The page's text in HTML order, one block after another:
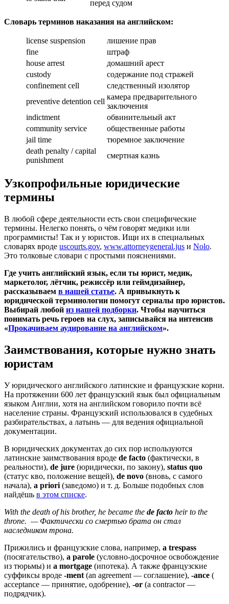
перед судом
Словарь терминов наказания на английском:
license suspension
лишение прав
fine
штраф
house arrest
домашний арест
custody
содержание под стражей
confinement cell
следственный изолятор
preventive detention cell
камера предварительного
заключения
indictment
обвинительный акт
community service
общественные работы
jail time
тюремное заключение
death penalty / capital
punishment
смертная казнь
Узкопрофильные юридические
термины
В любой сфере деятельности есть свои специфические
термины. Нелегко понять, о чём говорят медики или
программисты! Так и у юристов. Ищи их в специальных
словарях вроде uscourts.gov, www.attorneygeneral.jus и Nolo.
Это толковые словари с простыми пояснениями.
Где учить английский язык, если ты юрист, медик,
маркетолог, лётчик, режиссёр или геймдизайнер,
рассказываем в нашей статье. А привыкнуть к
юридической терминологии помогут сериалы про юристов.
Выбирай любой из нашей подборки. Чтобы научиться
понимать речь героев на слух, записывайся на интенсив
«Прокачиваем аудирование на английском».
Заимствования, которые нужно знать
юристам
У юридического английского латинские и французские корни.
На протяжении 600 лет французский язык был официальным
языком Англии, хотя на английском говорило почти всё
население страны. Французский использовался в судебных
разбирательствах, а латынь — для ведения официальной
документации.
В юридических документах до сих пор используются
латинские заимствования вроде de facto (фактически, в
реальности), de jure (юридически, по закону), status quo
(статус кво, положение вещей), de novo (вновь, с самого
начала), a priori (заведомо) и т. д. Больше подобных слов
найдёшь в этом списке.
With the death of his brother, he became the de facto heir to the
throne. — Фактически со смертью брата он стал
наследником трона.
Прижились и французские слова, например, a trespass
(посягательство), a parole (условно-досрочное освобождение
из тюрьмы) и a mortgage (ипотека). А также французские
суффиксы вроде -ment (an agreement — соглашение), -ance (
acceptance — принятие, одобрение), -or (a contractor —
подрядчик).